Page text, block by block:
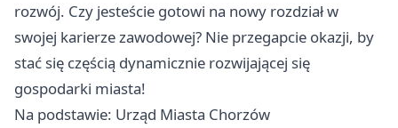
rozwój. Czy jesteście gotowi na nowy rozdział w
swojej karierze zawodowej? Nie przegapcie okazji, by
stać się częścią dynamicznie rozwijającej się
gospodarki miasta!
Na podstawie: Urząd Miasta Chorzów